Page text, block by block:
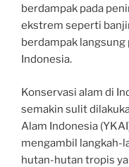
berdampak pada
ekstrem seperti
berdampak langsung
Indonesia.
Konservasi alam di
semakin sulit
Alam Indonesia
mengambil langkah-
hutan-hutan tropis